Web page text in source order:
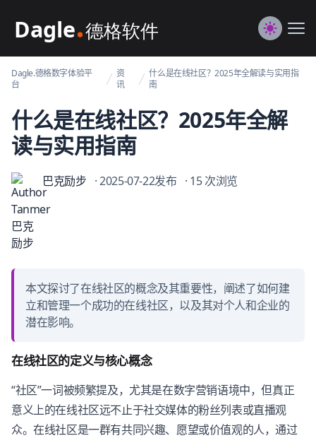
Dagle@数字体验管理
Switch
Dagle.德格数字体验平
台
资
讯
什么是在线社区？2025年全解读与实用指
南
什么是在线社区？2025年全解
读与实用指南
巴克励步 · 2025-07-22发布 · 15 次浏览
本文探讨了在线社区的概念及其重要性，阐述了如何建
立和管理一个成功的在线社区，以及其对个人和企业的
潜在影响。
在线社区的定义与核心概念
“社区”一词被频繁提及，尤其是在数字营销语境中，但真正
意义上的在线社区远不止于社交媒体的粉丝列表或直播观
众。在线社区是一群有共同兴趣、愿望或价值观的人，通过